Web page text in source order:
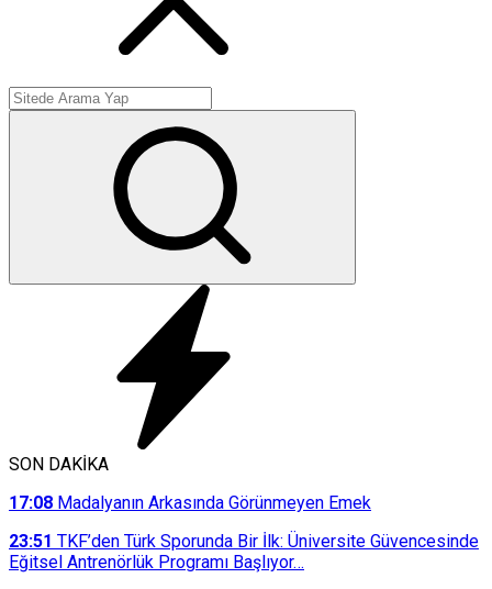
SON DAKİKA
17:08 Madalyanın Arkasında Görünmeyen Emek
23:51 TKF’den Türk Sporunda Bir İlk: Üniversite Güvencesinde
Eğitsel Antrenörlük Programı Başlıyor…